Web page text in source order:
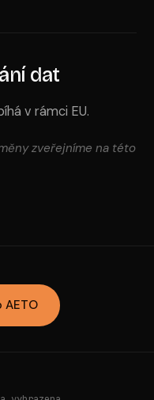
dat
v rámci EU.
zveřejníme na této
AETO